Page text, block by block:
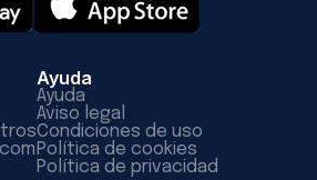
Ayuda
Ayuda
Aviso legal
Condiciones de uso
Política de cookies
Política de privacidad